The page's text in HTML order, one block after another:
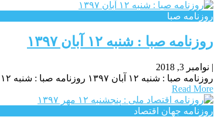
روزنامه صبا
روزنامه صبا : شنبه ۱۲ آبان ۱۳۹۷
| نوامبر 3, 2018
روزنامه صبا : شنبه ۱۲ آبان ۱۳۹۷ روزنامه صبا : شنبه ۱۲ آبان ۱۳۹۷ روزنامه صبا : شنبه ۱۲ آبان ۱۳۹۷
Read More
روزنامه جهان اقتصاد